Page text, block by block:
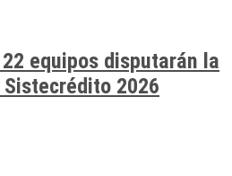
equipos disputarán la
2026